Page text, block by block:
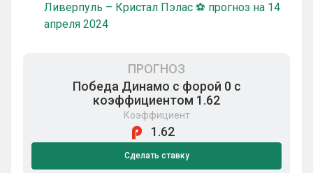
Ливерпуль – Кристал Пэлас ⚽ прогноз на 14
апреля 2024
ПРОГНОЗ
Победа Динамо с форой 0 с
коэффициентом 1.62
Коэффициент
1.62
Сделать ставку